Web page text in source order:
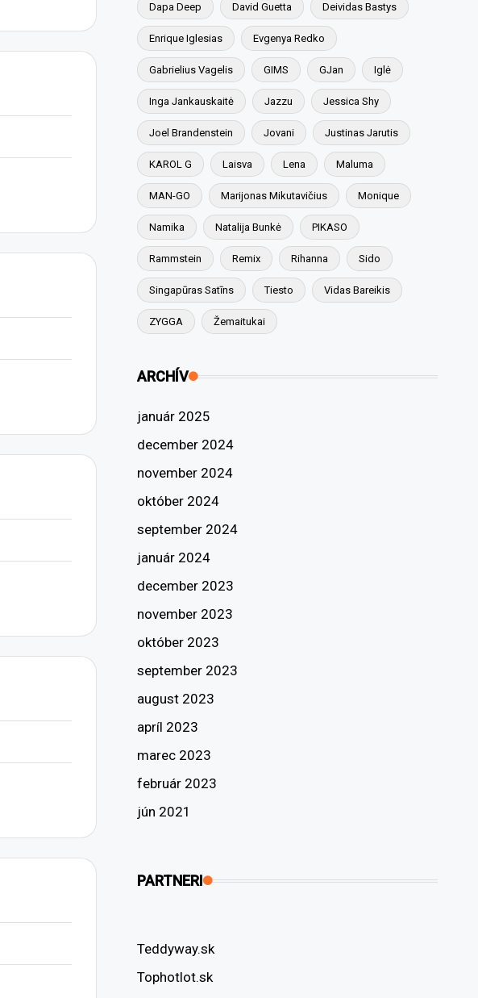
Dapa Deep David Guetta Deividas Bastys
Enrique Iglesias Evgenya Redko
Gabrielius Vagelis GIMS GJan Iglė
Inga Jankauskaitė Jazzu Jessica Shy
Joel Brandenstein Jovani Justinas Jarutis
KAROL G Laisva Lena Maluma
MAN-GO Marijonas Mikutavičius Monique
Namika Natalija Bunkė PIKASO
Rammstein Remix Rihanna Sido
Singapūras Satīns Tiesto Vidas Bareikis
ZYGGA Žemaitukai
ARCHÍV
január 2025
december 2024
november 2024
október 2024
september 2024
január 2024
december 2023
november 2023
október 2023
september 2023
august 2023
apríl 2023
marec 2023
február 2023
jún 2021
PARTNERI
Teddyway.sk
Tophotlot.sk